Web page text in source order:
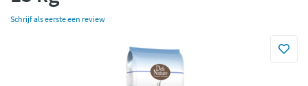
Schrijf als eerste een review